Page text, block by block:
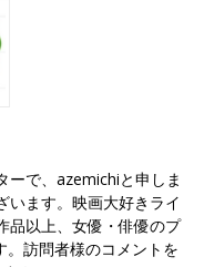
ーで、azemichiと申しま
います。映画大好きライ
品以上、女優・俳優のプ
。訪問者様のコメントを